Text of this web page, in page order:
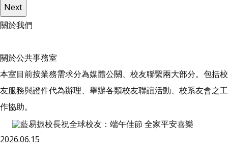
Next
關於我們
關於公共事務室
本室目前按業務需求分為媒體公關、校友聯繫兩大部分。包括校
友服務與證件代為辦理、舉辦各類校友聯誼活動、校系友會之工
作協助。
2026.06.15